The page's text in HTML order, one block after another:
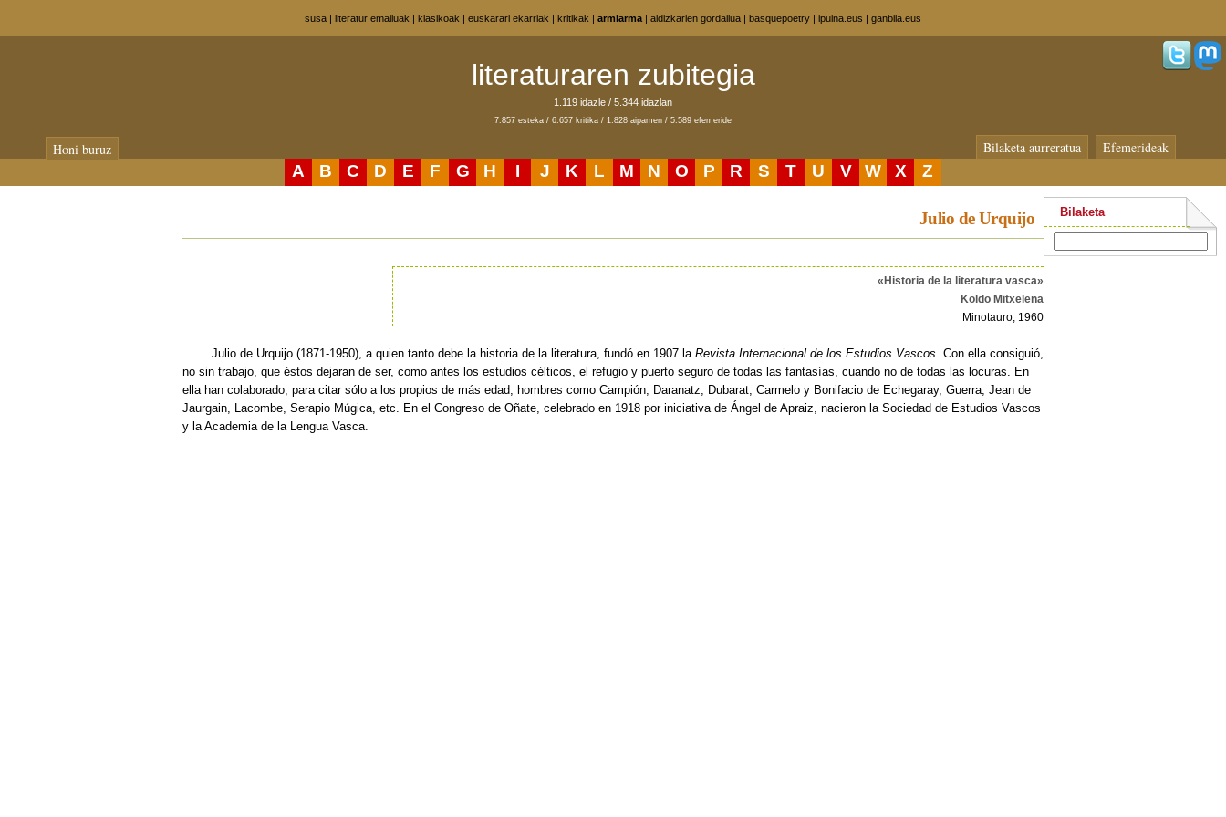
susa | literatur emailuak | klasikoak | euskarari ekarriak | kritikak | armiarma | aldizkarien gordailua | basquepoetry | ipuina.eus | ganbila.eus
literaturaren zubitegia
1.119 idazle / 5.344 idazlan
7.857 esteka / 6.657 kritika / 1.828 aipamen / 5.589 efemeride
Honi buruz Bilaketa aurreratua Efemerideak
A B C D E F G H I J K L M N O P R S T U V W X Z
Julio de Urquijo
«Historia de la literatura vasca»
Koldo Mitxelena
Minotauro, 1960
Julio de Urquijo (1871-1950), a quien tanto debe la historia de la literatura, fundó en 1907 la Revista Internacional de los Estudios Vascos. Con ella consiguió,
no sin trabajo, que éstos dejaran de ser, como antes los estudios célticos, el refugio y puerto seguro de todas las fantasías, cuando no de todas las locuras. En
ella han colaborado, para citar sólo a los propios de más edad, hombres como Campión, Daranatz, Dubarat, Carmelo y Bonifacio de Echegaray, Guerra, Jean de
Jaurgain, Lacombe, Serapio Múgica, etc. En el Congreso de Oñate, celebrado en 1918 por iniciativa de Ángel de Apraiz, nacieron la Sociedad de Estudios Vascos
y la Academia de la Lengua Vasca.
Bilaketa